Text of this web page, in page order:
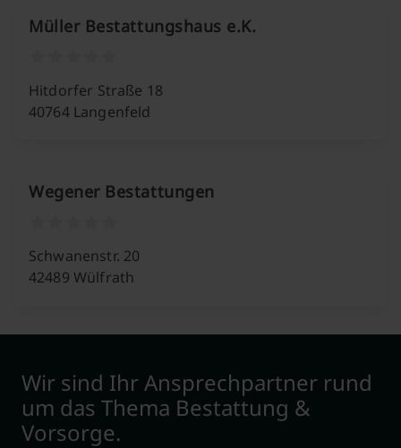
Müller Bestattungshaus e.K.
Hitdorfer Straße 18
40764 Langenfeld
Wegener Bestattungen
Schwanenstr. 20
42489 Wülfrath
Wir sind Ihr Ansprechpartner rund
um das Thema Bestattung &
Vorsorge.